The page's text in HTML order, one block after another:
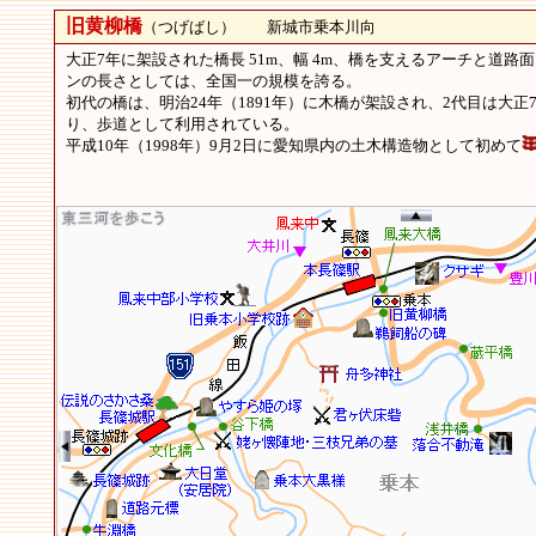
旧黄柳橋（つげばし） 新城市乗本川向
大正7年に架設された橋長 51m、幅 4m、橋を支えるアーチと道路
ンの長さとしては、全国一の規模を誇る。
初代の橋は、明治24年（1891年）に木橋が架設され、2代目は大
り、歩道として利用されている。
平成10年（1998年）9月2日に愛知県内の土木構造物として初めて